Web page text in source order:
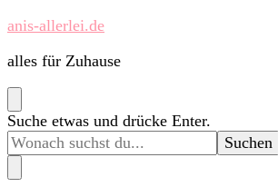
anis-allerlei.de
alles für Zuhause
Suchst
du
nach
etwas?
Suche etwas und drücke Enter.